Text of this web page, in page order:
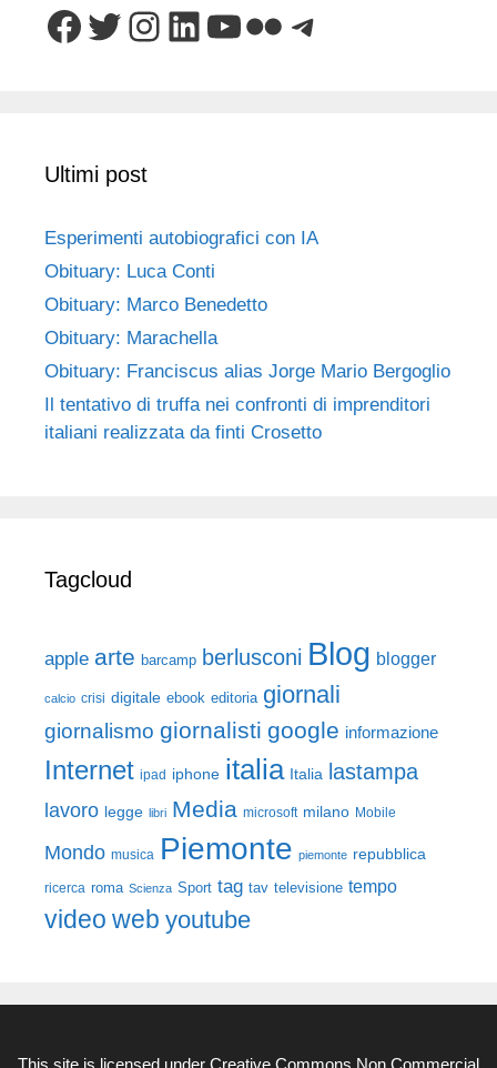
Facebook
Twitter
Instagram
LinkedIn
YouTube
FlickrTelegram
Ultimi post
Esperimenti autobiografici con IA
Obituary: Luca Conti
Obituary: Marco Benedetto
Obituary: Marachella
Obituary: Franciscus alias Jorge Mario Bergoglio
Il tentativo di truffa nei confronti di imprenditori
italiani realizzata da finti Crosetto
Tagcloud
apple arte barcamp berlusconi Blog blogger
calcio crisi digitale ebook editoria giornali
giornalismo giornalisti google informazione
Internet ipad iphone italia Italia lastampa
lavoro legge libri Media microsoft milano Mobile
Mondo musica Piemonte piemonte repubblica
ricerca roma Scienza Sport tag tav televisione tempo
video web youtube
This site is licensed under Creative Commons Non Commercial